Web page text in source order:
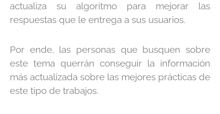
actualiza su algoritmo para mejorar las
respuestas que le entrega a sus usuarios.
Por ende, las personas que busquen sobre
este tema querrán conseguir la información
más actualizada sobre las mejores prácticas de
este tipo de trabajos.